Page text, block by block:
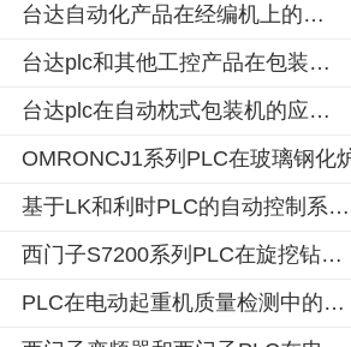
台达自动化产品在经编机上的…
台达plc和其他工控产品在包装…
台达plc在自动枕式包装机的应…
OMRONCJ1系列PLC在玻璃钢化
基于LK和利时PLC的自动控制系…
西门子S7200系列PLC在旋挖钻…
PLC在电动起重机质量检测中的…